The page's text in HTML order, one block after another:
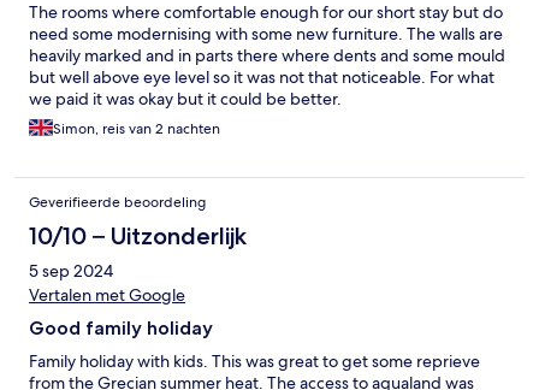
The rooms where comfortable enough for our short stay but do
need some modernising with some new furniture. The walls are
heavily marked and in parts there where dents and some mould
but well above eye level so it was not that noticeable. For what
we paid it was okay but it could be better.
Simon, reis van 2 nachten
Geverifieerde beoordeling
10/10 – Uitzonderlijk
5 sep 2024
Vertalen met Google
Good family holiday
Family holiday with kids. This was great to get some reprieve
from the Grecian summer heat. The access to aqualand was